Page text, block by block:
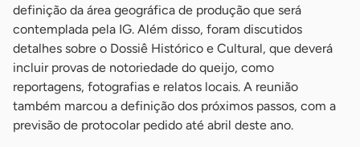
definição da área geográfica de produção que será
contemplada pela IG. Além disso, foram discutidos
detalhes sobre o Dossiê Histórico e Cultural, que deverá
incluir provas de notoriedade do queijo, como
reportagens, fotografias e relatos locais. A reunião
também marcou a definição dos próximos passos, com a
previsão de protocolar pedido até abril deste ano.